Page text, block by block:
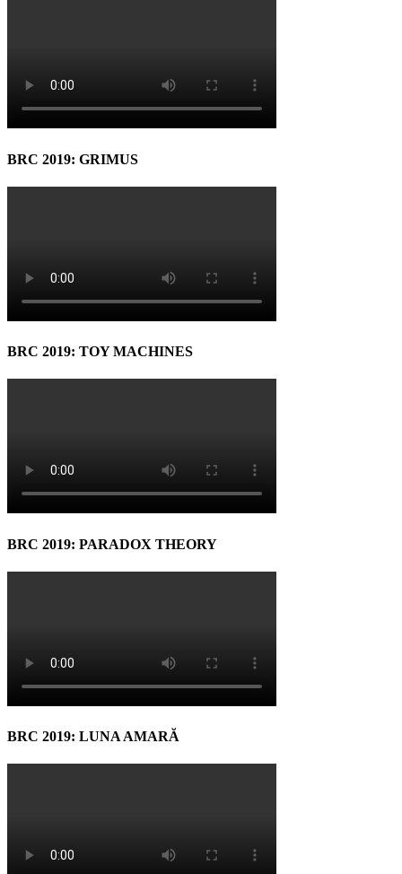
BRC 2019: GRIMUS
BRC 2019: TOY MACHINES
BRC 2019: PARADOX THEORY
BRC 2019: LUNA AMARĂ